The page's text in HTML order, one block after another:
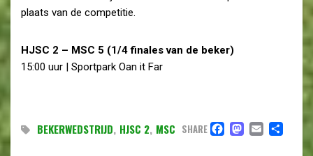
plaats van de competitie.
HJSC 2 – MSC 5 (1/4 finales van de beker)
15:00 uur | Sportpark Oan it Far
BEKERWEDSTRIJD, HJSC 2, MSC SHARE